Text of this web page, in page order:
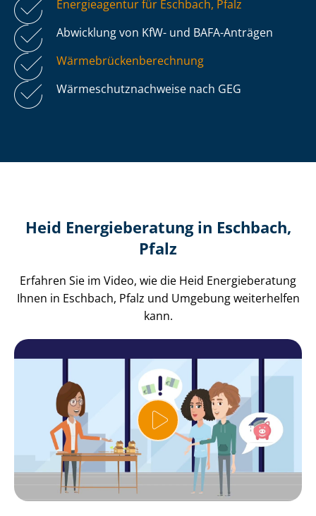
Energieagentur für Eschbach, Pfalz
Abwicklung von KfW- und BAFA-Anträgen
Wär­me­brü­cken­be­rech­nung
Wär­me­schutz­nach­wei­se nach GEG
Heid Energieberatung in Eschbach,
Pfalz
Erfahren Sie im Video, wie die Heid Energieberatung
Ihnen in Eschbach, Pfalz und Umgebung weiterhelfen
kann.